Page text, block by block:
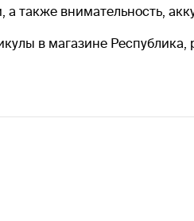
также внимательность,
в магазине Республика,